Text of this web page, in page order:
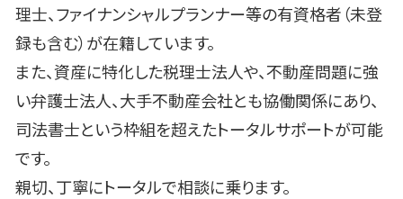
理士、ファイナンシャルプランナー等の有資格者（未登
録も含む）が在籍しています。
また、資産に特化した税理士法人や、不動産問題に強
い弁護士法人、大手不動産会社とも協働関係にあり、
司法書士という枠組を超えたトータルサポートが可能
です。
親切、丁寧にトータルで相談に乗ります。